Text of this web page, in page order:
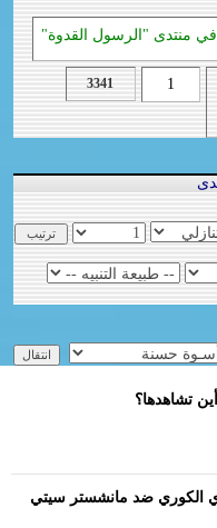
في منتدى "الرسول القدوة"
1
3341
تشاهدها؟
الكوري ضد مانشستر سيتي